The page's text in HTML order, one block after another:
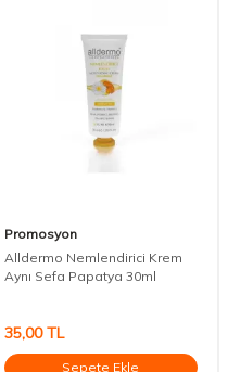
Promosyon
Alldermo Nemlendirici Krem
Aynı Sefa Papatya 30ml
35,00TL
Sepete Ekle